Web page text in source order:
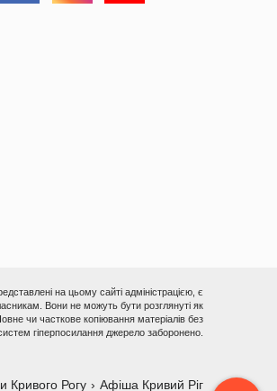
Кривого Рогу Афіша Кривий Ріг
на цьому сайті адміністрацією, є
Вони не можуть бути розглянуті як
чи часткове копіювання матеріалів без
гіперпосилання джерело заборонено.